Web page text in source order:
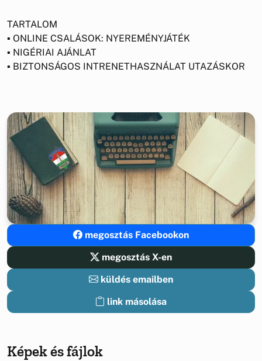
TARTALOM
▪ ONLINE CSALÁSOK: NYEREMÉNYJÁTÉK
▪ NIGÉRIAI AJÁNLAT
▪ BIZTONSÁGOS INTRENETHASZNÁLAT UTAZÁSKOR
megosztás Facebookon
megosztás X-en
küldés emailben
link másolása
Képek és fájlok